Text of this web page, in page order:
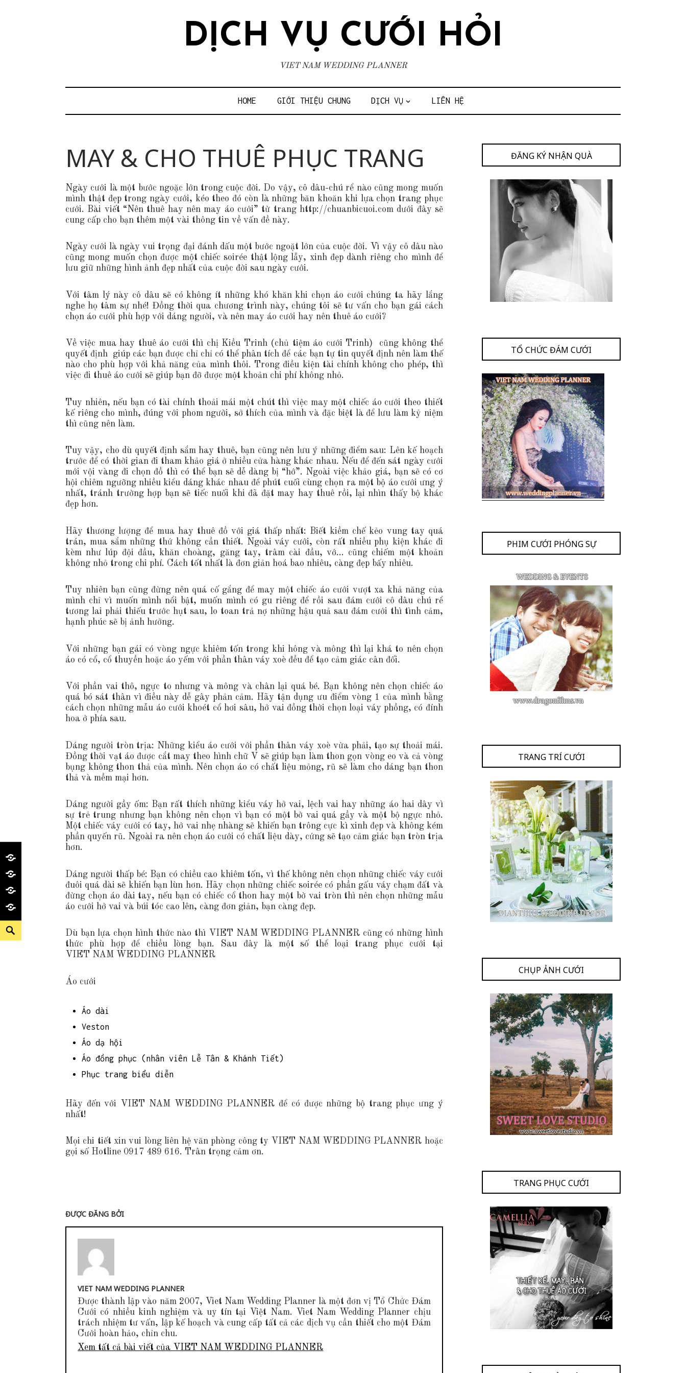
DỊCH VỤ CƯỚI HỎI
VIET NAM WEDDING PLANNER
HOME GIỚI THIỆU CHUNG DỊCH VỤ LIÊN HỆ
H
O
M
E
G
I
Ớ
I
T
D
Ị
C
H
L
I
Ê
S
e
MAY & CHO THUÊ PHỤC TRANG
Ngày cưới là một bước ngoặc lớn trong cuộc đời. Do vậy, cô dâu-chú rể nào cũng mong muốn
mình thật đẹp trong ngày cưới, kéo theo đó còn là những băn khoăn khi lựa chọn trang phục
cưới. Bài viết “Nên thuê hay nên may áo cưới” từ trang http://chuanbicuoi.com dưới đây sẽ
cung cấp cho bạn thêm một vài thông tin về vấn đề này.
Ngày cưới là ngày vui trọng đại đánh dấu một bước ngoặt lớn của cuộc đời. Vì vậy cô dâu nào
cũng mong muốn chọn được một chiếc soirée thật lộng lẫy, xinh đẹp dành riêng cho mình để
lưu giữ những hình ảnh đẹp nhất của cuộc đời sau ngày cưới.
Với tâm lý này cô dâu sẽ có không ít những khó khăn khi chọn áo cưới chúng ta hãy lắng
nghe họ tâm sự nhé! Đồng thời qua chương trình này, chúng tôi sẽ tư vấn cho bạn gái cách
chọn áo cưới phù hợp với dáng người, và nên may áo cưới hay nên thuê áo cưới?
Về việc mua hay thuê áo cưới thì chị Kiều Trinh (chủ tiệm áo cưới Trinh) cũng không thể
quyết định giúp các bạn được chỉ chỉ có thể phân tích để các bạn tự tin quyết định nên làm thế
nào cho phù hợp với khả năng của mình thôi. Trong điều kiện tài chính không cho phép, thì
việc đi thuê áo cưới sẽ giúp bạn đỡ được một khoản chi phí không nhỏ.
Tuy nhiên, nếu bạn có tài chính thoải mái một chút thì việc may một chiếc áo cưới theo thiết
kế riêng cho mình, đúng với phom người, sở thích của mình và đặc biệt là để lưu làm kỷ niệm
thì cũng nên làm.
Tuy vậy, cho dù quyết định sắm hay thuê, bạn cũng nên lưu ý những điểm sau: Lên kế hoạch
trước để có thời gian đi tham khảo giá ở nhiều cửa hàng khác nhau. Nếu để đến sát ngày cưới
mới vội vàng đi chọn đồ thì có thể bạn sẽ dễ dàng bị “hớ”. Ngoài việc khảo giá, bạn sẽ có cơ
hội chiêm ngưỡng nhiều kiểu dáng khác nhau để phút cuối cùng chọn ra một bộ áo cưới ưng ý
nhất, tránh trường hợp bạn sẽ tiếc nuối khi đã đặt may hay thuê rồi, lại nhìn thấy bộ khác
đẹp hơn.
Hãy thương lượng để mua hay thuê đồ với giá thấp nhất: Biết kiềm chế kẻo vung tay quá
trán, mua sắm những thứ không cần thiết. Ngoài váy cưới, còn rất nhiều phụ kiện khác đi
kèm như lúp đội đầu, khăn choàng, găng tay, trâm cài đầu, vớ… cũng chiếm một khoản
không nhỏ trong chi phí. Cách tốt nhất là đơn giản hoá bao nhiêu, càng đẹp bấy nhiêu.
Tuy nhiên bạn cũng đừng nên quá cố gắng để may một chiếc áo cưới vượt xa khả năng của
mình chỉ vì muốn mình nổi bật, muốn mình có gu riêng để rồi sau đám cưới cô dâu chú rể
tương lai phải thiếu trước hụt sau, lo toan trả nợ những hậu quả sau đám cưới thì tình cảm,
hạnh phúc sẽ bị ảnh hưởng.
Với những bạn gái có vòng ngực khiêm tốn trong khi hông và mông thì lại khá to nên chọn
áo có cổ, cổ thuyền hoặc áo yếm với phần thân váy xoè đều để tạo cảm giác cân đối.
Với phần vai thô, ngực to nhưng và mông và chân lại quá bé. Bạn không nên chọn chiếc áo
quá bó sát thân vì điều này dễ gây phản cảm. Hãy tận dụng ưu điểm vòng 1 của mình bằng
cách chọn những mẫu áo cưới khoét cổ hơi sâu, hở vai đồng thời chọn loại váy phồng, có đính
hoa ở phía sau.
Dáng người tròn trịa: Những kiểu áo cưới với phần thân váy xoè vừa phải, tạo sự thoải mái.
Đồng thời vạt áo được cắt may theo hình chữ V sẽ giúp bạn làm thon gọn vòng eo và cả vòng
bụng không thon thả của mình. Nên chọn áo có chất liệu mỏng, rũ sẽ làm cho dáng bạn thon
thả và mềm mại hơn.
Dáng người gầy ốm: Bạn rất thích những kiểu váy hở vai, lệch vai hay những áo hai dây vì
sự trẻ trung nhưng bạn không nên chọn vì bạn có một bờ vai quá gầy và một bộ ngực nhỏ.
Một chiếc váy cưới có tay, hở vai nhẹ nhàng sẽ khiến bạn trông cực kì xinh đẹp và không kém
phần quyến rũ. Ngoài ra nên chọn áo cưới có chất liệu dày, cứng sẽ tạo cảm giác bạn tròn trịa
hơn.
Dáng người thấp bé: Bạn có chiều cao khiêm tốn, vì thế không nên chọn những chiếc váy cưới
đuôi quá dài sẽ khiến bạn lùn hơn. Hãy chọn những chiếc soirée có phần gấu váy chạm đất và
đừng chọn áo dài tay, nếu bạn có chiếc cổ thon hay một bờ vai tròn thì nên chọn những mẫu
áo cưới hở vai và búi tóc cao lên, càng đơn giản, bạn càng đẹp.
Dù bạn lựa chọn hình thức nào thì VIET NAM WEDDING PLANNER cũng có những hình
thức phù hợp để chiều lòng bạn. Sau đây là một số thể loại trang phục cưới tại
VIET NAM WEDDING PLANNER
Áo cưới
Áo dài
Veston
Áo dạ hội
Áo đồng phục (nhân viên Lễ Tân & Khánh Tiết)
Phục trang biểu diễn
Hãy đến với VIET NAM WEDDING PLANNER để có được những bộ trang phục ưng ý
nhất!
Mọi chi tiết xin vui lòng liên hệ văn phòng công ty VIET NAM WEDDING PLANNER hoặc
gọi số Hotline 0917 489 616. Trân trọng cảm ơn.
ĐƯỢC ĐĂNG BỞI
VIET NAM WEDDING PLANNER
Được thành lập vào năm 2007, Viet Nam Wedding Planner là một đơn vị Tổ Chức Đám
Cưới có nhiều kinh nghiệm và uy tín tại Việt Nam. Viet Nam Wedding Planner chịu
trách nhiệm tư vấn, lập kế hoạch và cung cấp tất cả các dịch vụ cần thiết cho một Đám
Cưới hoàn hảo, chỉn chu.
Xem tất cả bài viết của VIET NAM WEDDING PLANNER
ĐĂNG KÝ NHẬN QUÀ
TỔ CHỨC ĐÁM CƯỚI
PHIM CƯỚI PHÓNG SỰ
TRANG TRÍ CƯỚI
CHỤP ẢNH CƯỚI
TRANG PHỤC CƯỚI